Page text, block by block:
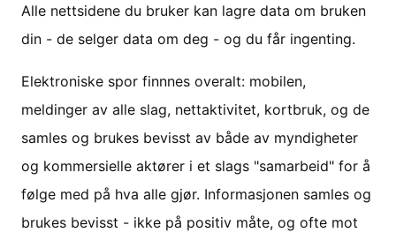
Alle nettsidene du bruker kan lagre data om bruken
din - de selger data om deg - og du får ingenting.
Elektroniske spor finnnes overalt: mobilen,
meldinger av alle slag, nettaktivitet, kortbruk, og de
samles og brukes bevisst av både av myndigheter
og kommersielle aktører i et slags "samarbeid" for å
følge med på hva alle gjør. Informasjonen samles og
brukes bevisst - ikke på positiv måte, og ofte mot